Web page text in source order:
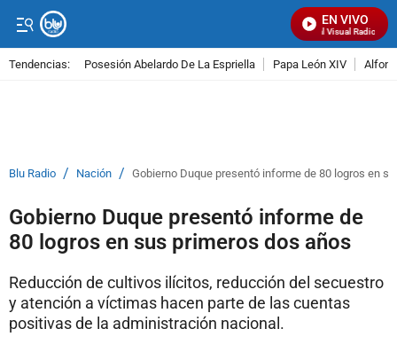
EN VIVO
Señal Visual Radio
Tendencias: Posesión Abelardo De La Espriella Papa León XIV
Blu Radio / Nación / Gobierno Duque presentó informe de 80 logros en
Gobierno Duque presentó informe de
80 logros en sus primeros dos años
Reducción de cultivos ilícitos, reducción del secuestro
y atención a víctimas hacen parte de las cuentas
positivas de la administración nacional.